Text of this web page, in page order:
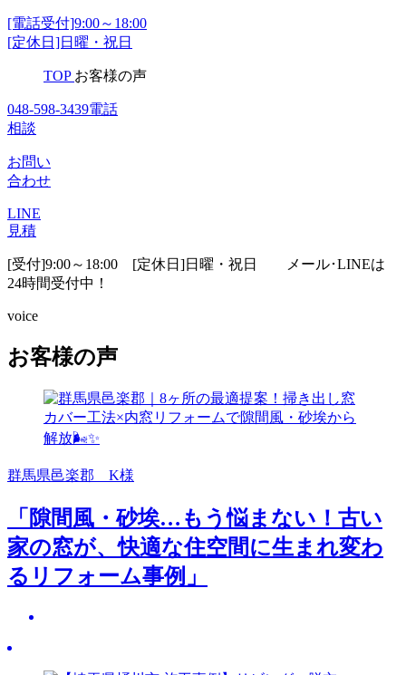
[電話受付]9:00～18:00
[定休日]日曜・祝日
TOP お客様の声
048-598-3439電話
相談
お問い
合わせ
LINE
見積
[受付]9:00～18:00 [定休日]日曜・祝日
メール･LINEは
24時間受付中！
voice
お客様の声
群馬県邑楽郡 K様
「隙間風・砂埃…もう悩まない！古い
家の窓が、快適な住空間に生まれ変わ
るリフォーム事例」